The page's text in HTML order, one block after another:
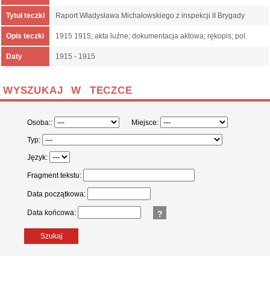
Tytuł teczki Raport Władysława Michałowskiego z inspekcji II Brygady
Opis teczki 1915 1915; akta luźne; dokumentacja aktowa; rękopis; pol.
Daty 1915 - 1915
WYSZUKAJ W TECZCE
Osoba:: Miejsce:
Typ:
Język:
Fragment tekstu:
Data początkowa:
Data końcowa: ?
Szukaj